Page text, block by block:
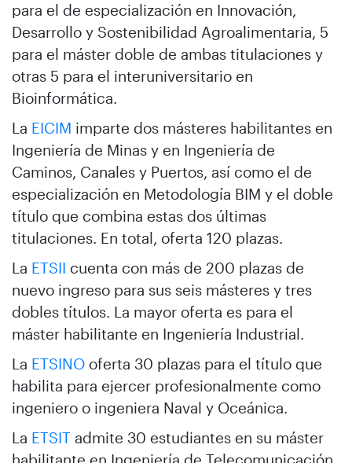
para el de especialización en Innovación,
Desarrollo y Sostenibilidad Agroalimentaria, 5
para el máster doble de ambas titulaciones y
otras 5 para el interuniversitario en
Bioinformática.
La EICIM imparte dos másteres habilitantes en
Ingeniería de Minas y en Ingeniería de
Caminos, Canales y Puertos, así como el de
especialización en Metodología BIM y el doble
título que combina estas dos últimas
titulaciones. En total, oferta 120 plazas.
La ETSII cuenta con más de 200 plazas de
nuevo ingreso para sus seis másteres y tres
dobles títulos. La mayor oferta es para el
máster habilitante en Ingeniería Industrial.
La ETSINO oferta 30 plazas para el título que
habilita para ejercer profesionalmente como
ingeniero o ingeniera Naval y Oceánica.
La ETSIT admite 30 estudiantes en su máster